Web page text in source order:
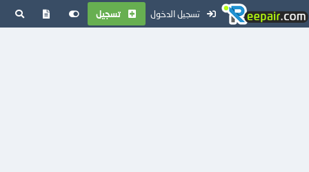
تسجيل الدخول تسجيل